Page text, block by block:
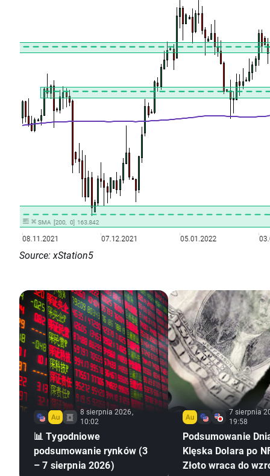
Source: xStation5
8 sierpnia 2026,
10:02
📊 Tygodniowe
podsumowanie rynków (3
– 7 sierpnia 2026)
7 sierpnia
19:58
Podsumowanie
Klęska Dolara po
Złoto wraca do